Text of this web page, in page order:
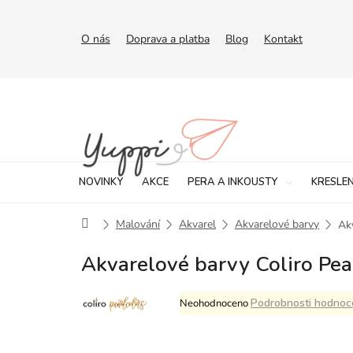
O nás Doprava a platba Blog Kontakt
NOVINKY AKCE PERA A INKOUSTY
DomůMalování Akvarel Akvarelové barvy
Akvarelové barvy Coliro
Průměrné
hodnocení
NeohodnocenoPodrobnosti